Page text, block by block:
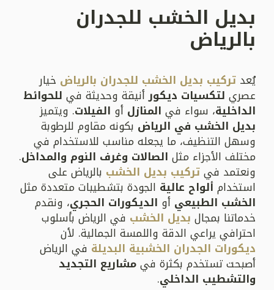
بديل الخشب للجدران
بالرياض
يُعد تركيب بديل الخشب للجدران بالرياض خيار
عصري لتكسيات ديكورأنيقة وحديثة في للحوائط
الداخلية، سواء في المنازل أو الفيلات. ويتميز
بديل الخشب في الرياض بكونه مقاوم للرطوبة
وسهل التنظيف، ما يجعله مناسب للاستخدام في
مختلف الأجزاء مثل الصالات وغرف النوم والمداخل.
ونعتمد فيتركيب بديل الخشب بالرياض على
استخدامألواح عالية الجودة بتشطيبات متعددة مثل
الخشب الطبيعي أو الديكورات الحجري، ونقدم
خدماتنا بمجال بديل الخشب في الرياض بأسلوب
احترافي يراعي الدقة واللمسة الجمالية. لأن
ديكورات الجدران الخشبية البديلة في الرياض
أصبحت تستخدم بكثرة فيمشاريع التجديد
والتشطيب الداخلي.